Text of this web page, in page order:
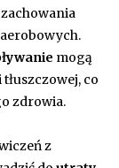
mogą
co
zdrowia.
z